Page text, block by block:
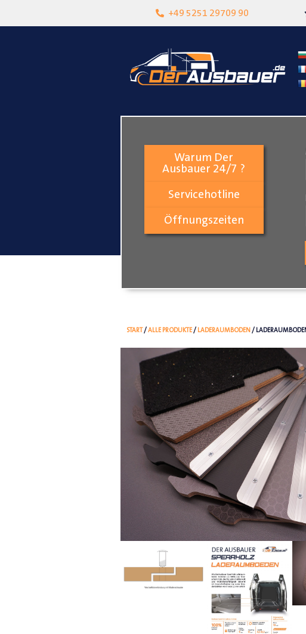
+49 5251 29709 90
Lokalgeschäft in Paderborn
Warum Der
Ausbauer 24/7 ?
Servicehotline
Öffnungszeiten
START/ALLE PRODUKTE/ LADERAUMBODEN /